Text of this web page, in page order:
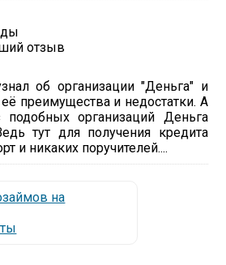
об организации "Деньга" и
преимущества и недостатки. А
организаций Деньга
тут для получения кредита
и никаких поручителей....